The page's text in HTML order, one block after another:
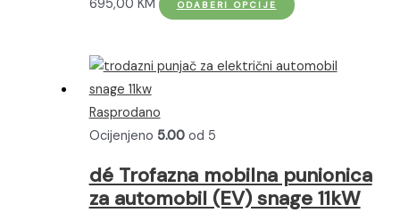
695,00 KM ODABERI OPCIJE
više
mogu
odabrati
na
Rasprodano
Ocijenjeno 5.00od 5
dé Trofazna mobilna punionica
za automobil (EV) snage 11kW